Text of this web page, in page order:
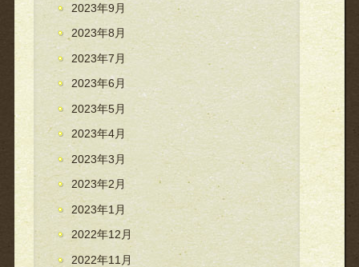
2023年9月
2023年8月
2023年7月
2023年6月
2023年5月
2023年4月
2023年3月
2023年2月
2023年1月
2022年12月
2022年11月